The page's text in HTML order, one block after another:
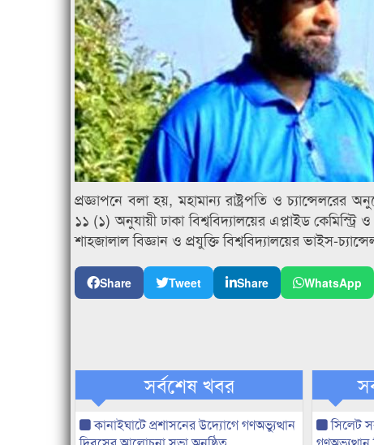
প্রজ্ঞাপনে বলা হয়, মহামান্য রাষ্ট্রপতি ও
১১ (১) অনুযায়ী ঢাকা বিশ্ববিদ্যালয়ের এপ্লাইড
শাহজালাল বিজ্ঞান ও প্রযুক্তি বিশ্ববিদ্যালয়ের ভাইস-
Share Tweet Share WhatsApp
সর্বশেষ খবর
কানাইঘাটে প্রশাসনের উদ্যোগে গণঅভ্যুত্থান
সিলেট